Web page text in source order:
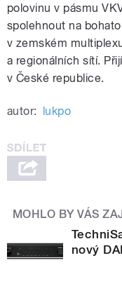
polovinu v pásmu
spolehnout na
v zemském
a regionálních sítí.
v České republice.
autor: lukpo
MOHLO BY VÁS
nový